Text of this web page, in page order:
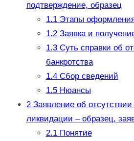
подтверждение, образец
1.1Этапы
1.2Заявка и
1.3Суть справки об
банкротства
1.4Сбор сведений
1.5Нюансы
2Заявление об
ликвидации – образец,
2.1Понятие